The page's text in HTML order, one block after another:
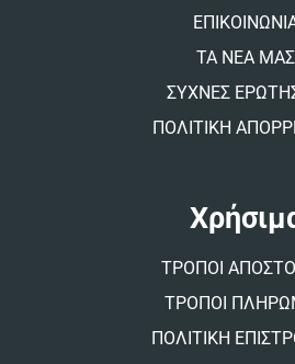
ΤΑ ΝΕΑ ΜΑΣ
ΣΥΧΝΕΣ
ΠΟΛΙΤΙΚΗ
ΤΡΟΠΟΙ
ΤΡΟΠΟΙ
ΠΟΛΙΤΙΚΗ